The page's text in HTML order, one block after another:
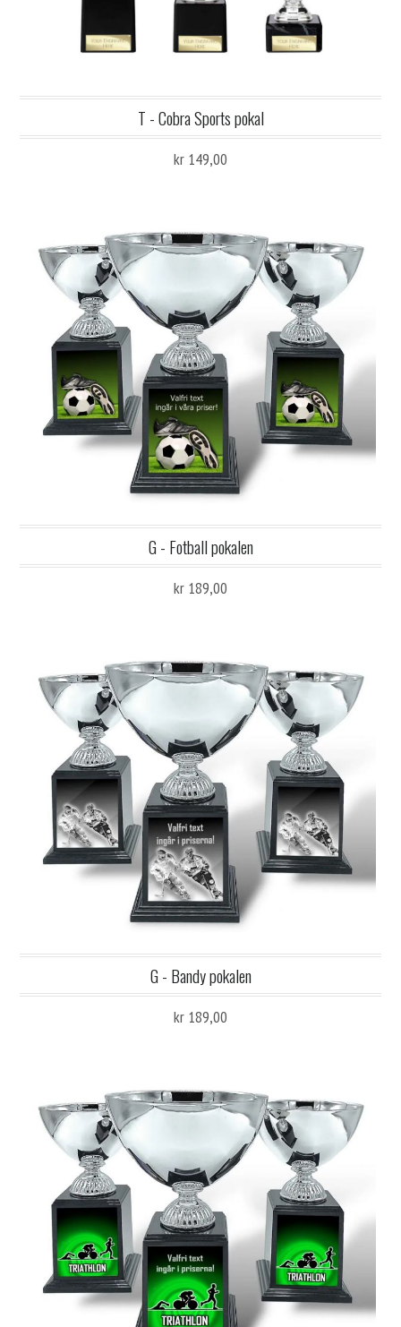
T - Cobra Sports pokal
kr 149,00
G - Fotball pokalen
kr 189,00
G - Bandy pokalen
kr 189,00